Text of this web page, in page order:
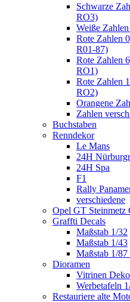
Schwarze
RO3)
Weiße
Rote Zahlen
R01-87)
Rote Zahlen
RO1)
Rote Zahlen
RO2)
Orangene
Zahlen
Buchstaben
Renndekor
Le Mans
24H
24H Spa
F1
Rally
verschiedene
Opel GT Steinmetz
Graffti Decals
Maßstab 1/32
Maßstab 1/43
Maßstab 1/
Dioramen
Vitrinen
Werbetafeln
Restauriere alte